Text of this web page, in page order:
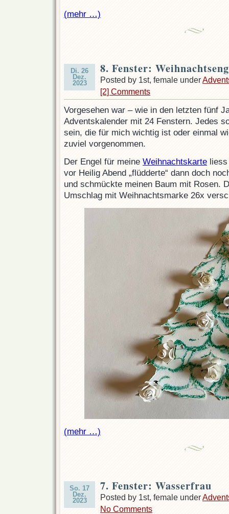
(mehr …)
Di. 26
Dez.
2023
8. Fenster:
Posted by 1st, female under
[2] Comments
Vorgesehen war – wie in den letzten fünf
Adventskalender mit 24 Fenstern. Jedes
sein, die für mich wichtig ist oder einmal
zuviel vorgenommen.
Der Engel für meine Weihnachtskarte
vor Heilig Abend „flüdderte“ dann doch
und schmückte meinen Baum mit Rosen.
Umschlag mit Weihnachtsmarke 26x
(mehr …)
So. 17
Dez.
2023
7. Fenster: Wasserfrau
Posted by 1st, female under
No Comments